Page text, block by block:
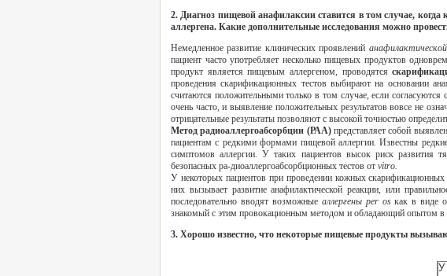
2. Диагноз пищевой анафилаксии ставится в том случае,
аллергена. Какие дополнительные исследования можно
Немедленное развитие клинических проявлений
пациент часто употребляет несколько пищевых продуктов
продукт является пищевым аллергеном, проводятся
проведения скарификационных тестов выбирают на основании
считаются положительными только в том случае, если
очень часто, и выявление положительных результатов вовсе не
отрицательные результаты позволяют с высокой точностью
Метод радиоаллергоабсорбции (РАА) представляет собой
пациентам с редкими формами пищевой аллергии. Известны
симптомов аллергии. У таких пациентов высок риск развития
безопасных ра-диоаллергоабсорбционных тестов от vitro.
У некоторых пациентов при проведении кожных
них вызывает развитие анафилактической реакции, или
последовательно вводят возможные аллергены per osкак в виде
знакомый с этим провокационным методом и обладающий опытом в
3. Хорошо известно, что некоторые пищевые продукты